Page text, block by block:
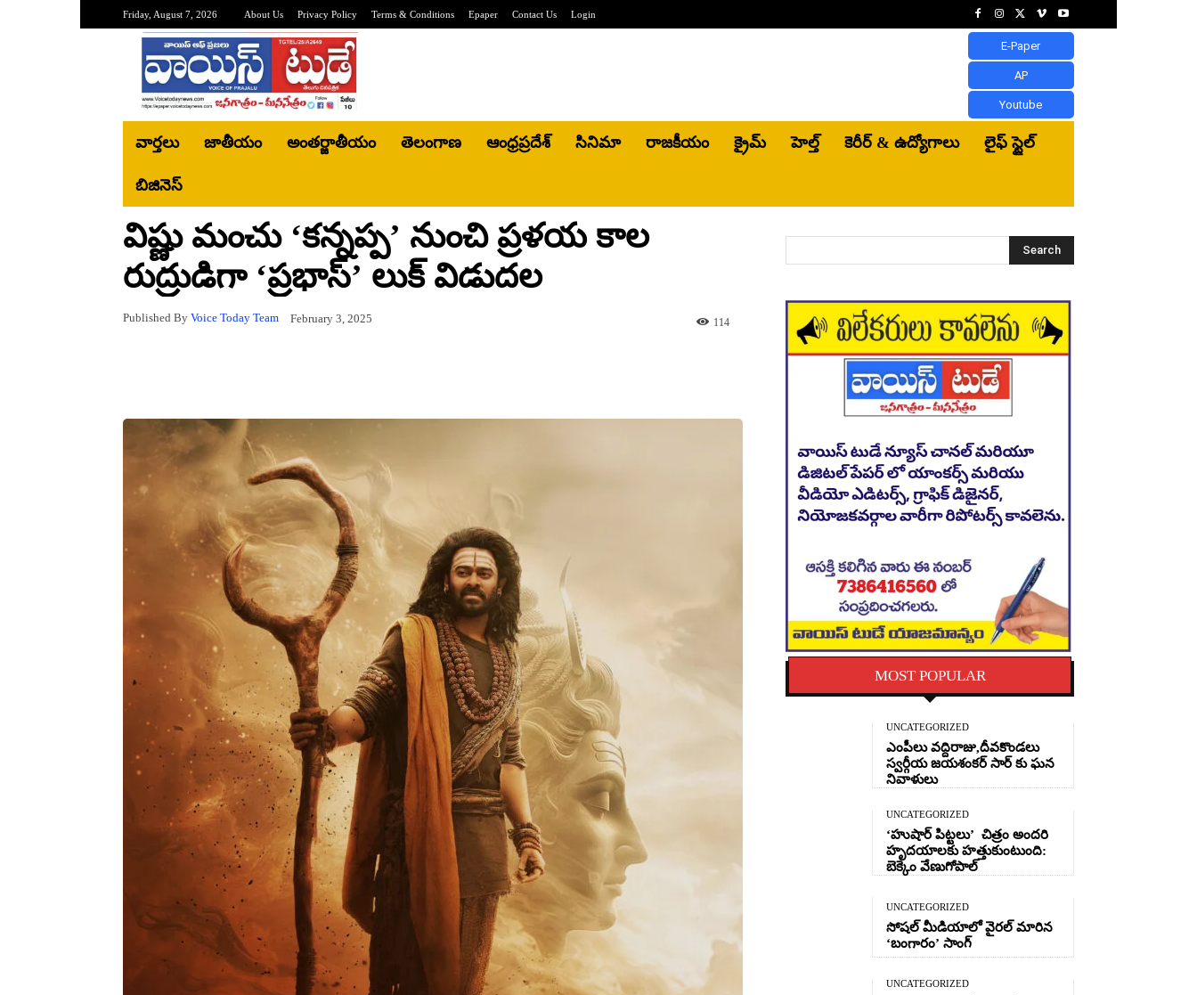
Friday, August 7, 2026 About Us Privacy Policy Terms & Conditions Epaper Contact Us Login
E-Paper
AP
Youtube
వార్తలు జాతీయం అంతర్జాతీయం తెలంగాణ ఆంధ్రప్రదేశ్ సినిమా రాజకీయం క్రైమ్ హెల్త్‌ కెరీర్ & ఉద్యోగాలు లైఫ్ స్టైల్
బిజినెస్‌
విష్ణు మంచు ‘కన్నప్ప’ నుంచి ప్రళయ కాల
రుద్రుడిగా ‘ప్రభాస్’ లుక్ విడుదల
Published By Voice Today Team February 3, 2025 114
Search
MOST POPULAR
UNCATEGORIZED
ఎంపీలు వద్దిరాజు,దీవకొండలు
స్వర్గీయ జయశంకర్ సార్ కు ఘన
నివాళులు
UNCATEGORIZED
‘హుషార్‌ పిట్టలు’ చిత్రం అందరి
హృదయాలకు హత్తుకుంటుంది:
బెక్కెం వేణుగోపాల్‌
UNCATEGORIZED
సోషల్ మీడియాలో వైరల్ మారిన
‘బంగారం’ సాంగ్
UNCATEGORIZED